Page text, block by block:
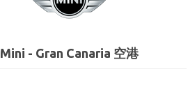
Mini - Gran Canaria 空港